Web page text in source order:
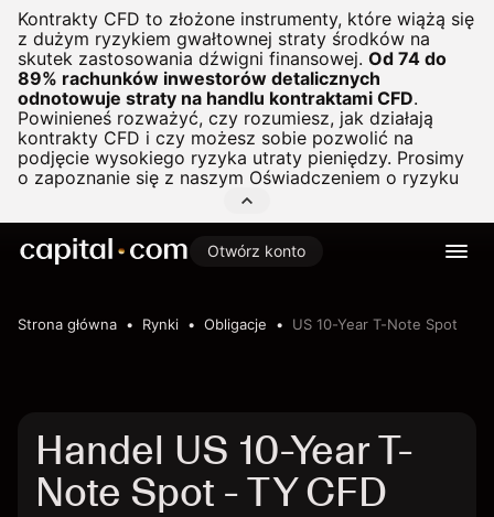
Kontrakty CFD to złożone instrumenty, które wiążą się
z dużym ryzykiem gwałtownej straty środków na
skutek zastosowania dźwigni finansowej. Od 74 do
89% rachunków inwestorów detalicznych
odnotowuje straty na handlu kontraktami CFD.
Powinieneś rozważyć, czy rozumiesz, jak działają
kontrakty CFD i czy możesz sobie pozwolić na
podjęcie wysokiego ryzyka utraty pieniędzy. Prosimy
o zapoznanie się z naszym Oświadczeniem o ryzyku
Otwórz konto
Strona główna Rynki Obligacje US 10-Year T-Note Spot
Handel US 10-Year T-
Note Spot - TY CFD